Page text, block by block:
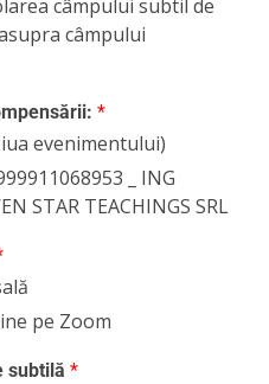
câmpului subtil de
câmpului
*
evenimentului)
_ ING
STAR TEACHINGS SRL
pe Zoom
subtilă *